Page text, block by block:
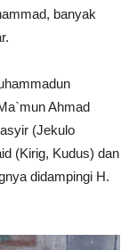
banyak
Ahmad
(Jekulo
(Kirig, Kudus) dan
didampingi H.